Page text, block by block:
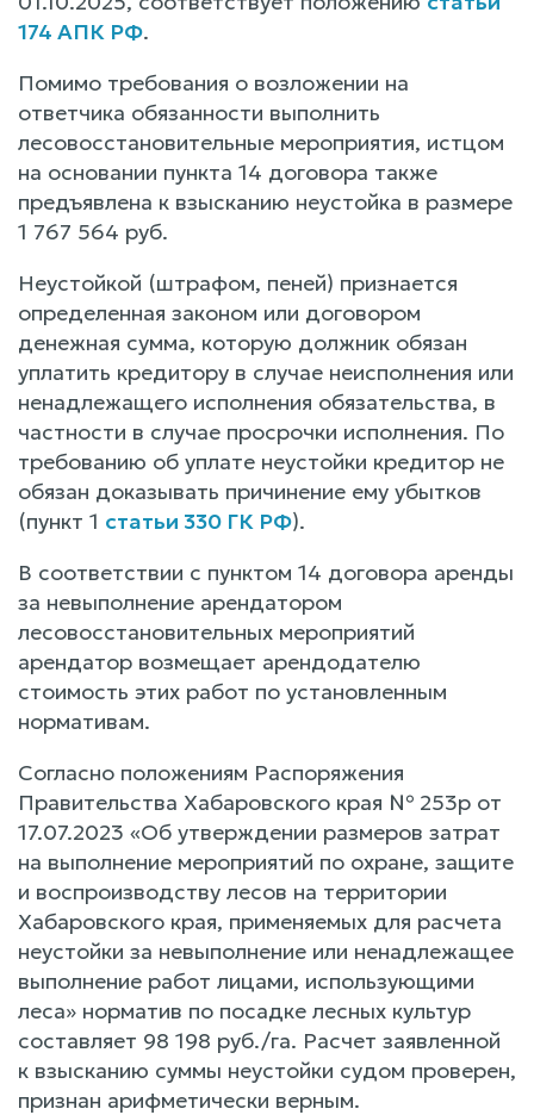
174 АПК РФ.
Помимо требования о возложении на
ответчика обязанности выполнить
лесовосстановительные мероприятия, истцом
на основании пункта 14 договора также
предъявлена к взысканию неустойка в размере
1 767 564 руб.
Неустойкой (штрафом, пеней) признается
определенная законом или договором
денежная сумма, которую должник обязан
уплатить кредитору в случае неисполнения или
ненадлежащего исполнения обязательства, в
частности в случае просрочки исполнения. По
требованию об уплате неустойки кредитор не
обязан доказывать причинение ему убытков
(пункт 1 статьи 330 ГК РФ).
В соответствии с пунктом 14 договора аренды
за невыполнение арендатором
лесовосстановительных мероприятий
арендатор возмещает арендодателю
стоимость этих работ по установленным
нормативам.
Согласно положениям Распоряжения
Правительства Хабаровского края № 253р от
17.07.2023 «Об утверждении размеров затрат
на выполнение мероприятий по охране, защите
и воспроизводству лесов на территории
Хабаровского края, применяемых для расчета
неустойки за невыполнение или ненадлежащее
выполнение работ лицами, использующими
леса» норматив по посадке лесных культур
составляет 98 198 руб./га. Расчет заявленной
к взысканию суммы неустойки судом проверен,
признан арифметически верным.